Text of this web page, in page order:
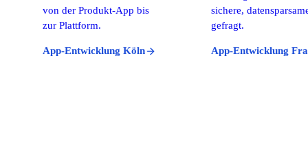
von der Produkt-App bis
zur Plattform.
App-Entwicklung Köln
sichere,
gefragt.
App-Entwicklung